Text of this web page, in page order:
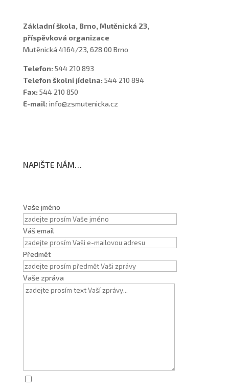
Základní škola, Brno, Mutěnická 23,
příspěvková organizace
Mutěnická 4164/23, 628 00 Brno
Telefon: 544 210 893
Telefon školní jídelna: 544 210 894
Fax: 544 210 850
E-mail: info@zsmutenicka.cz
NAPIŠTE NÁM…
Vaše jméno
Váš email
Předmět
Vaše zpráva